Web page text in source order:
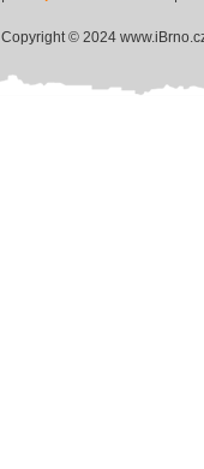
Copyright © 2024